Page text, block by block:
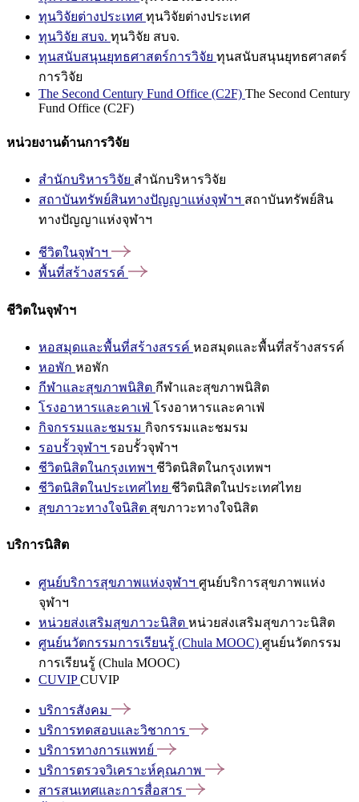
ทุนวิจัยต่างประเทศ ทุนวิจัยต่างประเทศ
ทุนวิจัย สบจ. ทุนวิจัย สบจ.
ทุนสนับสนุนยุทธศาสตร์การวิจัย ทุนสนับสนุนยุทธศาสตร์
การวิจัย
The Second Century Fund Office (C2F) The Second Century
Fund Office (C2F)
หน่วยงานด้านการวิจัย
สำนักบริหารวิจัย สำนักบริหารวิจัย
สถาบันทรัพย์สินทางปัญญาแห่งจุฬาฯ สถาบันทรัพย์สิน
ทางปัญญาแห่งจุฬาฯ
ชีวิตในจุฬาฯ
พื้นที่สร้างสรรค์
ชีวิตในจุฬาฯ
หอสมุดและพื้นที่สร้างสรรค์ หอสมุดและพื้นที่สร้างสรรค์
หอพัก หอพัก
กีฬาและสุขภาพนิสิต กีฬาและสุขภาพนิสิต
โรงอาหารและคาเฟ่ โรงอาหารและคาเฟ่
กิจกรรมและชมรม กิจกรรมและชมรม
รอบรั้วจุฬาฯ รอบรั้วจุฬาฯ
ชีวิตนิสิตในกรุงเทพฯ ชีวิตนิสิตในกรุงเทพฯ
ชีวิตนิสิตในประเทศไทย ชีวิตนิสิตในประเทศไทย
สุขภาวะทางใจนิสิต สุขภาวะทางใจนิสิต
บริการนิสิต
ศูนย์บริการสุขภาพแห่งจุฬาฯ ศูนย์บริการสุขภาพแห่ง
จุฬาฯ
หน่วยส่งเสริมสุขภาวะนิสิต หน่วยส่งเสริมสุขภาวะนิสิต
ศูนย์นวัตกรรมการเรียนรู้ (Chula MOOC) ศูนย์นวัตกรรม
การเรียนรู้ (Chula MOOC)
CUVIPCUVIP
บริการสังคม
บริการทดสอบและวิชาการ
บริการทางการแพทย์
บริการตรวจวิเคราะห์คุณภาพ
สารสนเทศและการสื่อสาร